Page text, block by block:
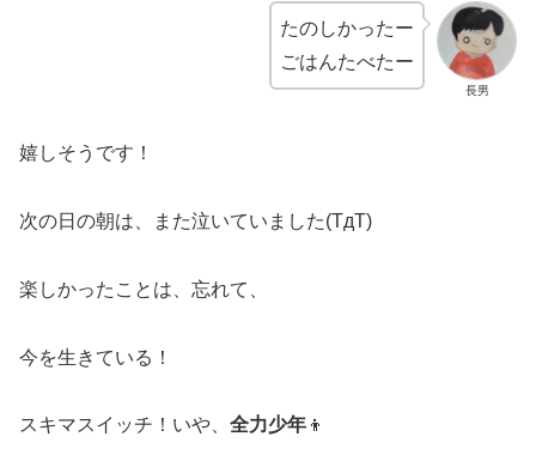
長男
たのしかったー
ごはんたべたー
嬉しそうです！
次の日の朝は、また泣いていました(TдT)
楽しかったことは、忘れて、
今を生きている！
スキマスイッチ！いや、 全力少年 👦